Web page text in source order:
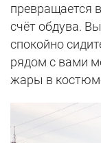
превращается
счёт обдува.
спокойно
рядом с вами
жары в